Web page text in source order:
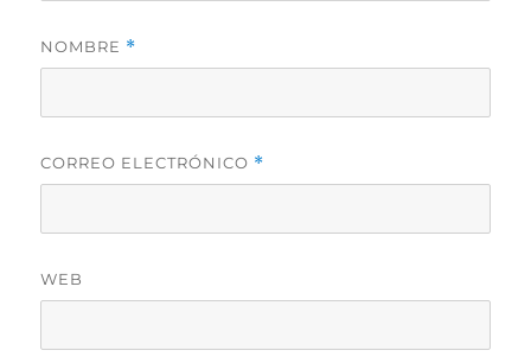
NOMBRE *
CORREO ELECTRÓNICO *
WEB